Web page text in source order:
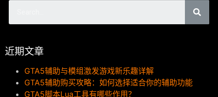
近期文章
GTA5辅助与模组激发游戏新乐趣详解
GTA5辅助购买攻略：如何选择适合你的辅助功能
GTA5脚本Lua工具有哪些作用？